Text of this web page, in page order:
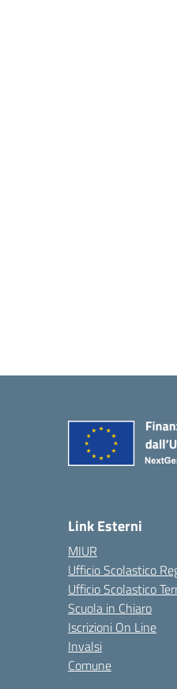
Link Esterni
MIUR
Ufficio Scolastico
Ufficio Scolastico
Scuola in Chiaro
Iscrizioni On Line
Invalsi
Comune